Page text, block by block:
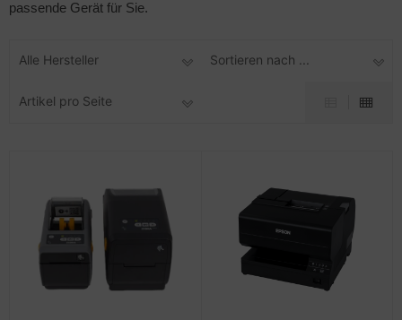
passende Gerät für Sie.
Alle Hersteller Sortieren nach ...
Artikel pro Seite